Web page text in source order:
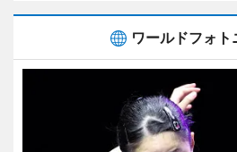
ワールドフォト